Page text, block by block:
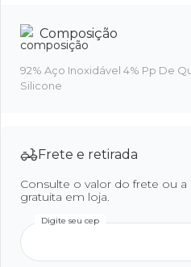
Composição
92% Aço Inoxidável 4% Pp De
Silicone
Frete e retirada
Consulte o valor do frete ou a
gratuita em loja.
Digite seu cep